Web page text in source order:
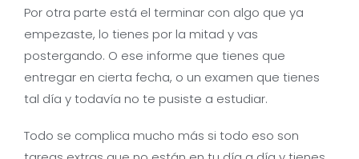
Por otra parte está el terminar con algo que ya
empezaste, lo tienes por la mitad y vas
postergando. O ese informe que tienes que
entregar en cierta fecha, o un examen que tienes
tal día y todavía no te pusiste a estudiar.
Todo se complica mucho más si todo eso son